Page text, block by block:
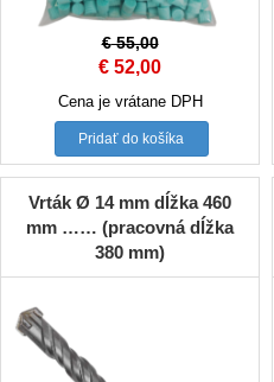
€55,00
Original
price
was:
€ 55,00.
€ 52,00Current
price
is:
€ 52,00.
Cena je vrátane DPH
Pridať do košíka
Vrták Ø 14 mm dĺžka 460
mm …… (pracovná dĺžka
380 mm)